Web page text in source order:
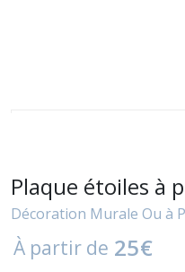
Plaque étoiles à
Décoration Murale Ou à
À partir de 25€